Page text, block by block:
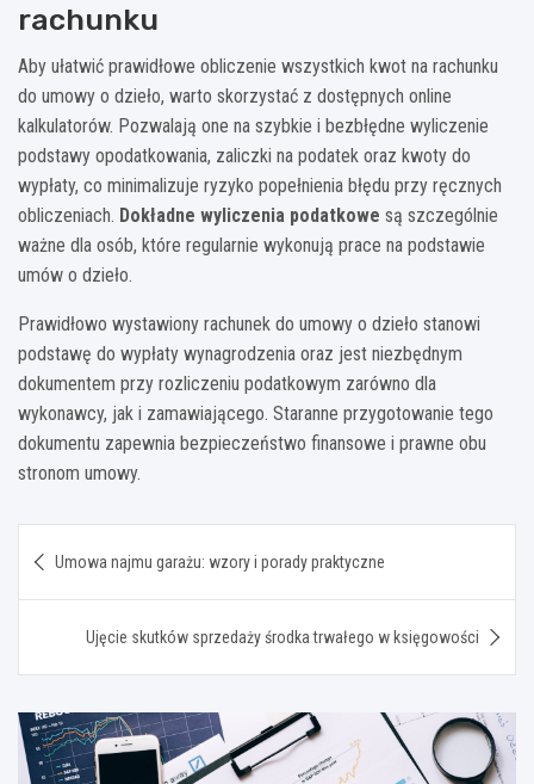
rachunku
Aby ułatwić prawidłowe obliczenie wszystkich kwot na rachunku
do umowy o dzieło, warto skorzystać z dostępnych online
kalkulatorów. Pozwalają one na szybkie i bezbłędne wyliczenie
podstawy opodatkowania, zaliczki na podatek oraz kwoty do
wypłaty, co minimalizuje ryzyko popełnienia błędu przy ręcznych
obliczeniach. Dokładne wyliczenia podatkowe są szczególnie
ważne dla osób, które regularnie wykonują prace na podstawie
umów o dzieło.
Prawidłowo wystawiony rachunek do umowy o dzieło stanowi
podstawę do wypłaty wynagrodzenia oraz jest niezbędnym
dokumentem przy rozliczeniu podatkowym zarówno dla
wykonawcy, jak i zamawiającego. Staranne przygotowanie tego
dokumentu zapewnia bezpieczeństwo finansowe i prawne obu
stronom umowy.
wpisu
Umowa najmu garażu: wzory i porady praktyczne
Ujęcie skutków sprzedaży środka trwałego w księgowości